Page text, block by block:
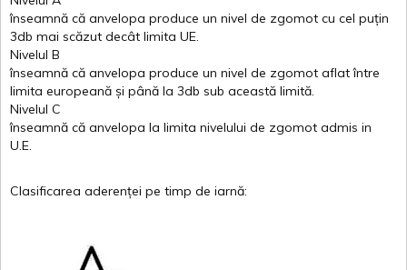
înseamnă că anvelopa produce un nivel de zgomot cu cel puțin
3db mai scăzut decât limita UE.
Nivelul B
înseamnă că anvelopa produce un nivel de zgomot aflat între
limita europeană și până la 3db sub această limită.
Nivelul C
înseamnă că anvelopa la limita nivelului de zgomot admis in
U.E.
Clasificarea aderenței pe timp de iarnă: